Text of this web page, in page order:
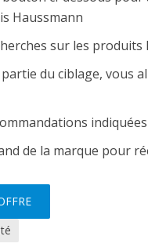
Haussmann
sur les
du ciblage, vous
de la marque pour